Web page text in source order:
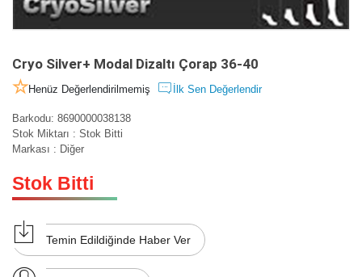
Cryo Silver+ Modal Dizaltı Çorap 36-40
Henüz Değerlendirilmemiş İlk Sen Değerlendir
Barkodu: 8690000038138
Stok Miktarı : Stok Bitti
Markası : Diğer
Stok Bitti
Temin Edildiğinde Haber Ver